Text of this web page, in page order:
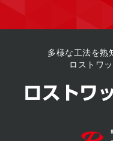
多様な工法を熟
ロストワ